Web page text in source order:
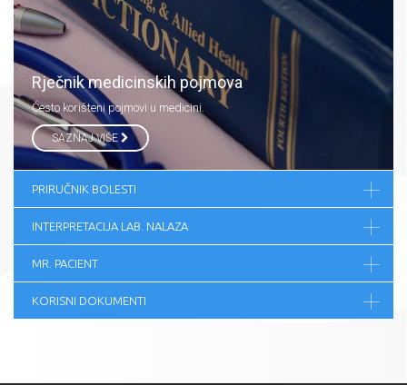
Rječnik medicinskih pojmova
Često korišteni pojmovi u medicini.
SAZNAJ VIŠE
PRIRUČNIK BOLESTI
INTERPRETACIJA LAB. NALAZA
MR. PACIENT
KORISNI DOKUMENTI